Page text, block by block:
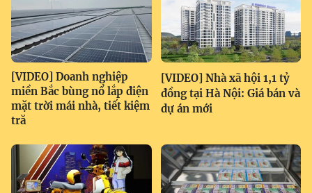
[VIDEO] Doanh nghiệp
miền Bắc bùng nổ lắp điện
mặt trời mái nhà, tiết kiệm
tră
[VIDEO] Nhà xã hội 1,1 tỷ
đồng tại Hà Nội: Giá bán và
dự án mới